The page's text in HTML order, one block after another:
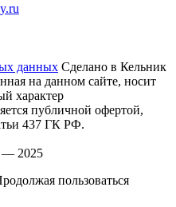
данных Сделано в Кельник
на данном сайте, носит
характер
публичной офертой,
437 ГК РФ.
— 2025
пользоваться